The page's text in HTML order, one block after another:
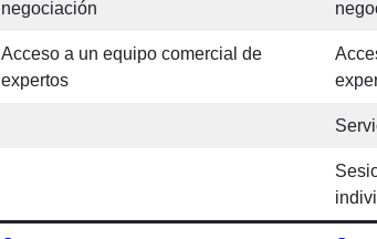
negociación
Acceso a un equipo comercial de
expertos